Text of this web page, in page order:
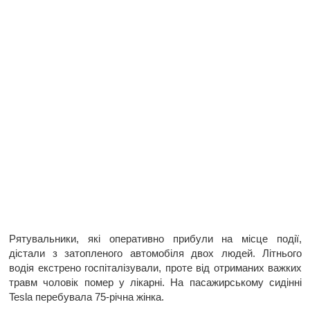
Рятувальники, які оперативно прибули на місце події,
дістали з затопленого автомобіля двох людей. Літнього
водія екстрено госпіталізували, проте від отриманих важких
травм чоловік помер у лікарні. На пасажирському сидінні
Tesla перебувала 75-річна жінка.